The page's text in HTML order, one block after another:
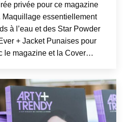
privée pour ce magazine
essentiellement
à l’eau et des Star Powder
+ Jacket Punaises pour
le magazine et la Cover…